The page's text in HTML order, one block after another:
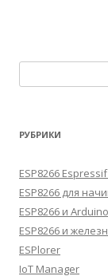
РУБРИКИ
ESP8266
ESP8266 для
ESP8266 и
ESP8266 и
ESPlorer
IoT Manager